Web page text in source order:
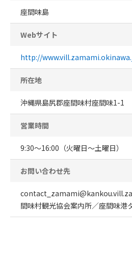
座間味島
Webサイト
http://
所在地
沖縄県島尻郡座間味村座間味1-1
営業時間
9:30～16:00（火曜日～土曜日）
お問い合わせ先
間味村観光協会案内所／座間味港